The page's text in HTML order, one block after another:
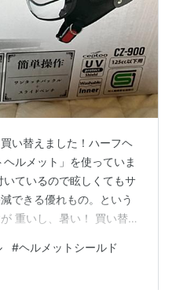
い替えました！ハーフヘ
ルメット」を使っていま
ているので眩しくてもサ
できる優れもの。という
重いし、暑い！ 買い替え
バイクショップの３店舗
ルド、DCMダイキを下見
#ヘルメットシールド